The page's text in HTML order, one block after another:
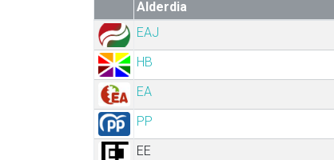
Alderdia
EAJ
HB
EA
PP
EE